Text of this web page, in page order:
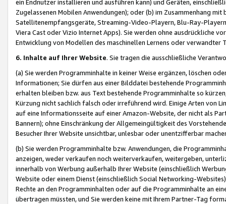
ein Endnutzer installieren und ausführen kann) und Geräten,
Zugelassenen Mobilen Anwendungen); oder (b) im Zusammenhang
Satellitenempfangsgeräte, Streaming-Video-Playern, Blu-Ray-
Viera Cast oder Vizio Internet Apps). Sie werden ohne ausdrückliche
Entwicklung von Modellen des maschinellen Lernens oder
6. Inhalte auf Ihrer Website. Sie tragen die ausschließliche
(a) Sie werden Programminhalte in keiner Weise ergänzen, löschen
Informationen; Sie dürfen aus einer Bilddatei bestehende
erhalten bleiben bzw. aus Text bestehende Programminhalte so
Kürzung nicht sachlich falsch oder irreführend wird. Einige Arten von
auf eine Informationsseite auf einer Amazon-Website, der nicht als
Bannern); ohne Einschränkung der Allgemeingültigkeit des
Besucher Ihrer Website unsichtbar, unlesbar oder unentzifferbar
(b) Sie werden Programminhalte bzw. Anwendungen, die
anzeigen, weder verkaufen noch weiterverkaufen, weitergeben,
innerhalb von Werbung außerhalb Ihrer Website (einschließlich
Website oder einem Dienst (einschließlich Social Networking-
Rechte an den Programminhalten oder auf die Programminhalte an
übertragen müssten, und Sie werden keine mit Ihrem Partner-Tag